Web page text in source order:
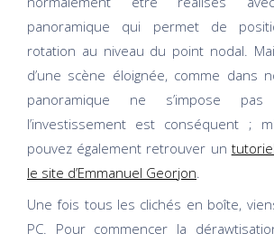
panoramique qui permet de
rotation au niveau du point nodal.
d’une scène éloignée, comme dans
panoramique ne s’impose
l’investissement est conséquent ;
pouvez également retrouver un
le site d’Emmanuel Georjon.
Une fois tous les clichés en boîte,
PC. Pour commencer la